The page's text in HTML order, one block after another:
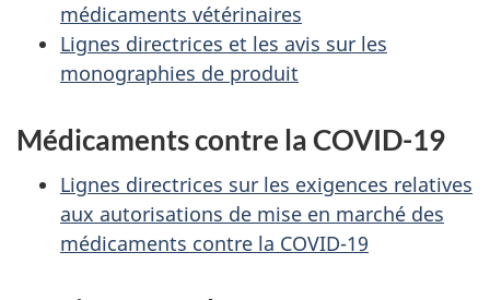
médicaments vétérinaires
Lignes directrices et les avis sur les
monographies de produit
Médicaments contre la COVID-19
Lignes directrices sur les exigences relatives
aux autorisations de mise en marché des
médicaments contre la COVID-19